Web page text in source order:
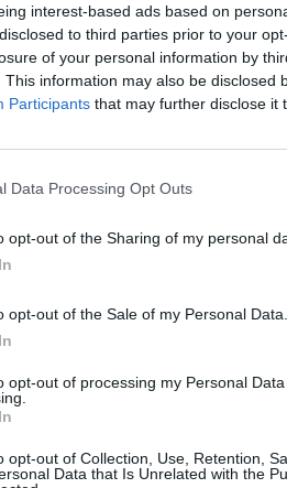
interest-based ads based on
to third parties prior to your
of your personal information by
This information may also be disclosed
Participants that may further disclose it
Data Processing Opt Outs
opt-out of the Sharing of my personal
opt-out of the Sale of my Personal Data.
opt-out of processing my Personal
opt-out of Collection, Use, Retention,
Data that Is Unrelated with the
...
k...